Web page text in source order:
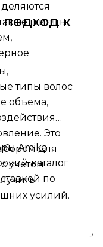
щипцык
типы волос
объема,
Это
для
с учетом
усилий.
Amika
каталог
по